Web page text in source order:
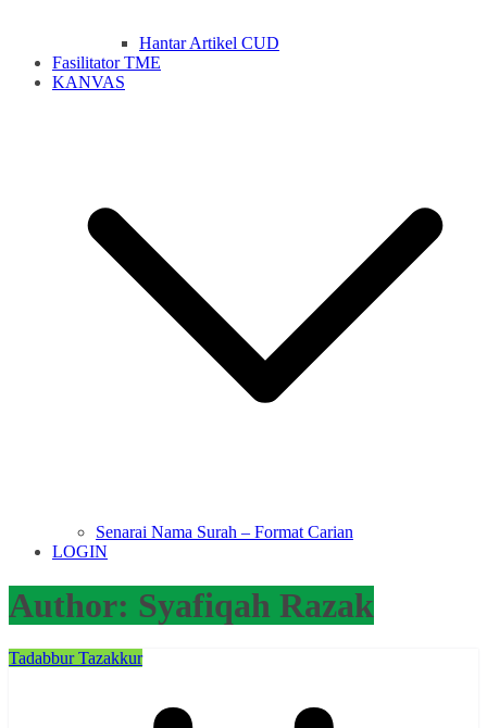
Hantar Artikel CUD
Fasilitator TME
KANVAS
Senarai Nama Surah – Format Carian
LOGIN
Author: Syafiqah Razak
Tadabbur Tazakkur